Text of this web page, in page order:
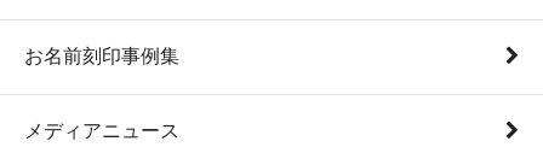
お名前刻印事例集
メディアニュース